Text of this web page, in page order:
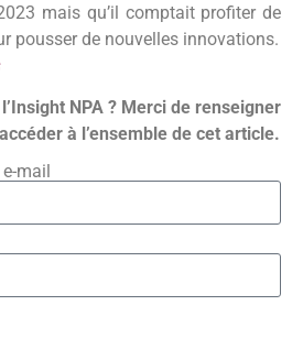
mais qu’il comptait profiter de
pousser de nouvelles innovations.
NPA ? Merci de renseigner
à l’ensemble de cet article.
mail